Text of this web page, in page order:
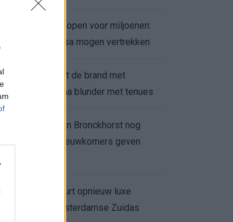
zet deur open voor miljoenen:
en Hadj Moussa mogen vertrekken
helpt Burnley uit de brand met
sokken na blunder met tenues
onder Van Bronckhorst nog
ongeslagen: nieuwkomers geven
Ziyech verhuurt opnieuw luxe
op Amsterdamse Zuidas